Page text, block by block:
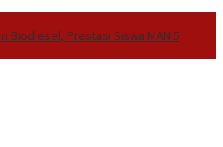
Biodiesel, Prestasi Siswa MAN 5